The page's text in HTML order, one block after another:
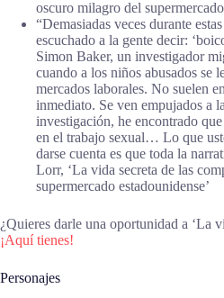
oscuro milagro del
“Demasiadas veces durante
escuchado a la gente decir:
Simon Baker, un investigador
cuando a los niños abusados se
mercados laborales. No suelen
inmediato. Se ven empujados a
investigación, he encontrado
en el trabajo sexual… Lo que
darse cuenta es que toda la
Lorr, ‘La vida secreta de las
supermercado estadounidense’
¿Quieres darle una oportunidad a ‘La
¡Aquí tienes!
Personajes